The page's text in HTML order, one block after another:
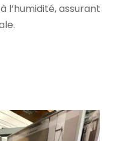
l’humidité, assurant